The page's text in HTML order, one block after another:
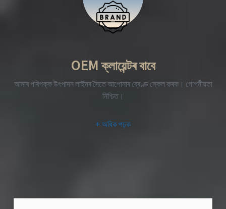
OEM ক্লায়েন্টৰ বাবে
আমাৰ পৰিপক্ক উৎপাদন লাইনৰ সৈতে আপোনাৰ ব্ৰেণ্ড স্কেল কৰক। গোপনীয়তা
নিশ্চিত।
+ অধিক পঢ়ক